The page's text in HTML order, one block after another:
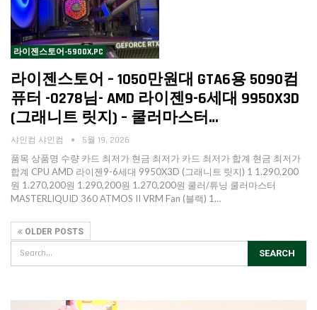
라이젠스토어-5900X,PC
라이젠스토어 – 1050만원대 GTA6용 5090컴
퓨터 -0278님- AMD 라이젠9-6세대 9950X3D
(그래니트 릿지) – 쿨러마스터…
샤인컴 샤인컴 5월 19, 2026
품목 상품명 수량 카드 최저가 현금 최저가 카드 최저가 합계 현금 최저가
합계 CPU AMD 라이젠9-6세대 9950X3D (그래니트 릿지) 1 1.290,200
원 1.270,200원 1.290,200원 1.270,200원 쿨러/튜닝 쿨러마스터
MASTERLIQUID 360 ATMOS II VRM Fan (블랙) 1…
OLDER POSTS